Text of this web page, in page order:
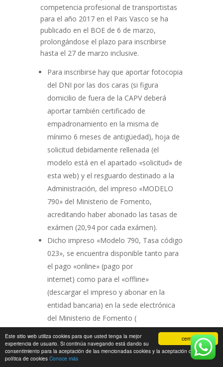
cerrar
Este sitio web utiliza cookies para que usted tenga la mejor
experiencia de usuario. Si continúa navegando está dando su
consentimiento para la aceptación de las mencionadas cookies y la aceptación de nuestra
política de cookies Conoce más
competencia profesional de transportistas
para el año 2017 en el Pais Vasco se ha
publicado en el BOE de 6 de marzo,
prolongándose el plazo para inscribirse
hasta el 27 de marzo inclusive.
Para inscribirse hay que aportar fotocopia
del DNI por las dos caras (si figura
domicilio de fuera de la CAPV deberá
aportar también certificado de
empadronamiento en la misma de
mínimo 6 meses de antigüedad), hoja de
solicitud debidamente rellenada (el
modelo está en el apartado «solicitud» de
esta web) y el resguardo destinado a la
Administración, del impreso «MODELO
790» del Ministerio de Fomento,
acreditando haber abonado las tasas de
exámen (20,94 por cada exámen).
Dicho impreso «Modelo 790, Tasa código
023», se encuentra disponible tanto para
el pago «online» (pago por
internet) como para el «offline»
(descargar el impreso y abonar en la
entidad bancaria) en la sede electrónica
del Ministerio de Fomento (
https://sede.fomento.gob.es/SEDE_ELECT
RONICA/LANG_CASTELLANO/TASAS/AU
TOLIQUIDABLES/
), debiendo aportar a